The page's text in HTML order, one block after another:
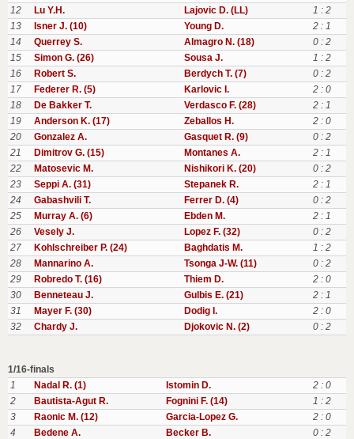
12
Lu Y.H. Lajovic D. (LL)
1 : 2
13
Isner J. (10) Young D.
2 : 1
14
Querrey S. Almagro N. (18)
0 : 2
15
Simon G. (26) Sousa J.
1 : 2
16
Robert S. Berdych T. (7)
0 : 2
17
Federer R. (5) Karlovic I.
2 : 0
18
De Bakker T. Verdasco F. (28)
2 : 1
19
Anderson K. (17) Zeballos H.
2 : 0
20
Gonzalez A. Gasquet R. (9)
0 : 2
21
Dimitrov G. (15) Montanes A.
2 : 1
22
Matosevic M. Nishikori K. (20)
0 : 2
23
Seppi A. (31) Stepanek R.
2 : 1
24
Gabashvili T. Ferrer D. (4)
0 : 2
25
Murray A. (6) Ebden M.
2 : 1
26
Vesely J. Lopez F. (32)
0 : 2
27
Kohlschreiber P. (24) Baghdatis M.
1 : 2
28
Mannarino A. Tsonga J-W. (11)
0 : 2
29
Robredo T. (16) Thiem D.
2 : 0
30
Benneteau J. Gulbis E. (21)
2 : 1
31
Mayer F. (30) Dodig I.
2 : 0
32
Chardy J. Djokovic N. (2) 0 : 2
1/16-finals
1
Nadal R. (1) Istomin D.
2 : 0
2
Bautista-Agut R. Fognini F. (14)
1 : 2
3
Raonic M. (12) Garcia-Lopez G.
2 : 0
4
Bedene A. Becker B.
0 : 2